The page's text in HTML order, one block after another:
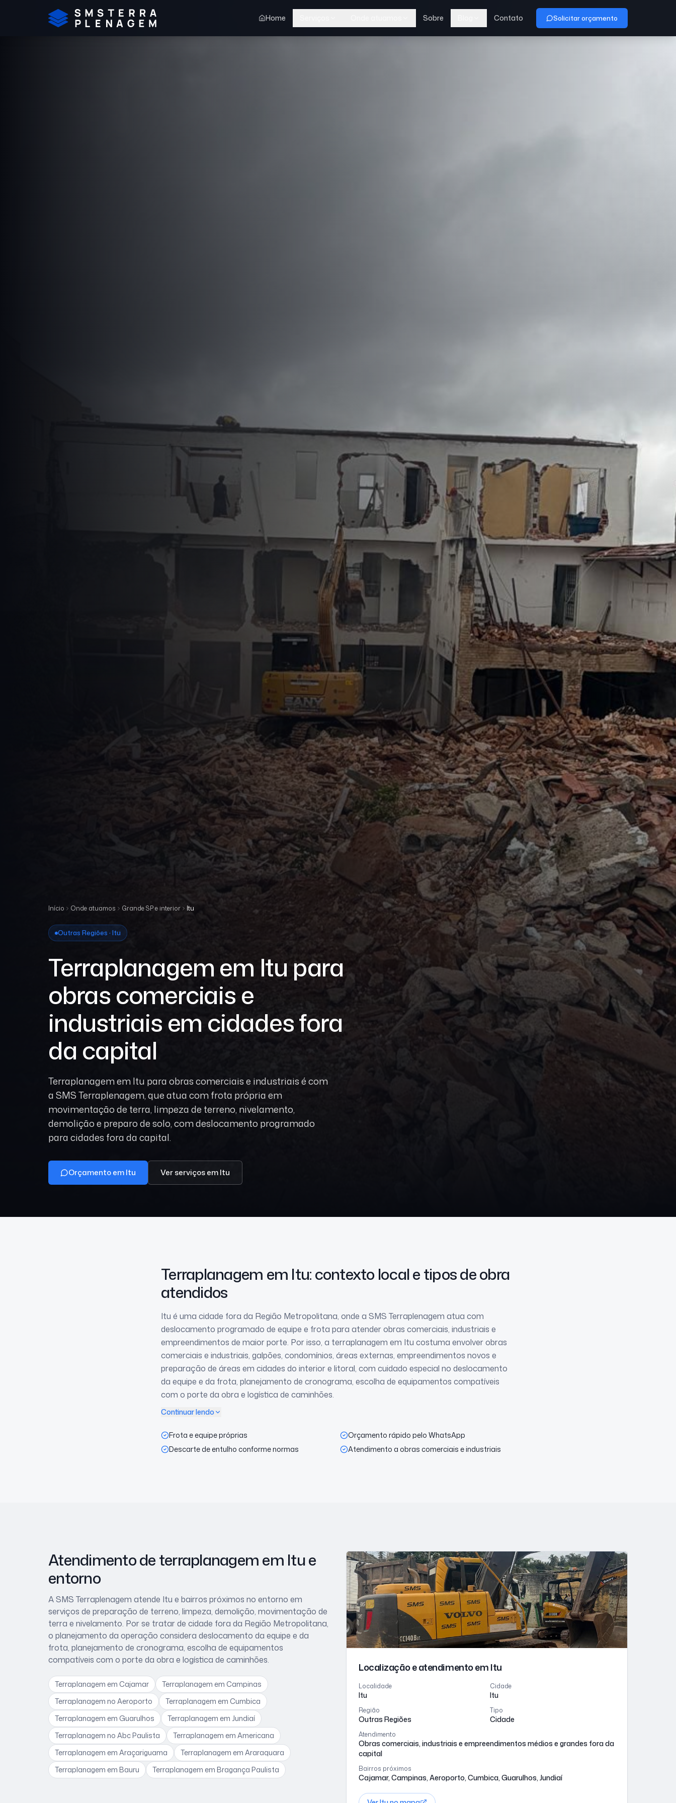
Home Sobre Contato Solicitar orçamento
Início Onde atuamos Grande SP e interior Itu
Outras Regiões · Itu
Terraplanagem em Itu para
obras comerciais e
industriais em cidades fora
da capital
Terraplanagem em Itu para obras comerciais e industriais é com
a SMS Terraplenagem, que atua com frota própria em
movimentação de terra, limpeza de terreno, nivelamento,
demolição e preparo de solo, com deslocamento programado
para cidades fora da capital.
Orçamento em Itu Ver serviçosem Itu
Terraplanagem em Itu: contexto local e tipos de obra
atendidos
Itu é uma cidade fora da Região Metropolitana, onde a SMS Terraplenagem atua com
deslocamento programado de equipe e frota para atender obras comerciais, industriais e
empreendimentos de maior porte. Por isso, a terraplanagem em Itu costuma envolver obras
comerciais e industriais, galpões, condomínios, áreas externas, empreendimentos novos e
preparação de áreas em cidades do interior e litoral, com cuidado especial no deslocamento
da equipe e da frota, planejamento de cronograma, escolha de equipamentos compatíveis
com o porte da obra e logística de caminhões.
Continuar lendo
Frota e equipe próprias
Orçamento rápido pelo WhatsApp
Descarte de entulho conforme normas
Atendimento a obras comerciais e industriais
Atendimento de terraplanagemem Itue
entorno
A SMS Terraplenagem atende Itu e bairros próximos no entorno em
serviços de preparação de terreno, limpeza, demolição, movimentação de
terra e nivelamento. Por se tratar de cidade fora da Região Metropolitana,
o planejamento da operação considera deslocamento da equipe e da
frota, planejamento de cronograma, escolha de equipamentos
compatíveis com o porte da obra e logística de caminhões.
Terraplanagem em Cajamar Terraplanagem em Campinas
Terraplanagem no Aeroporto Terraplanagem em Cumbica
Terraplanagem em Guarulhos Terraplanagem em Jundiaí
Terraplanagem no Abc Paulista Terraplanagem em Americana
Terraplanagem em Araçariguama Terraplanagem em Araraquara
Terraplanagem em Bauru Terraplanagem em Bragança Paulista
Localização e atendimentoem Itu
Localidade
Itu
Cidade
Itu
Região
Outras Regiões
Tipo
Cidade
Atendimento
Obras comerciais, industriais e empreendimentos médios e grandes fora da
capital
Bairros próximos
Cajamar, Campinas, Aeroporto, Cumbica, Guarulhos, Jundiaí